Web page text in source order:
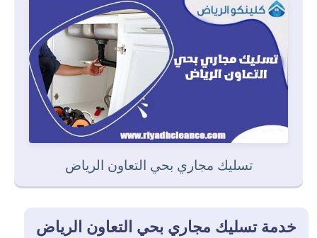
تسليك مجاري بحي التعاون الرياض
خدمة تسليك مجاري بحي التعاون الرياض